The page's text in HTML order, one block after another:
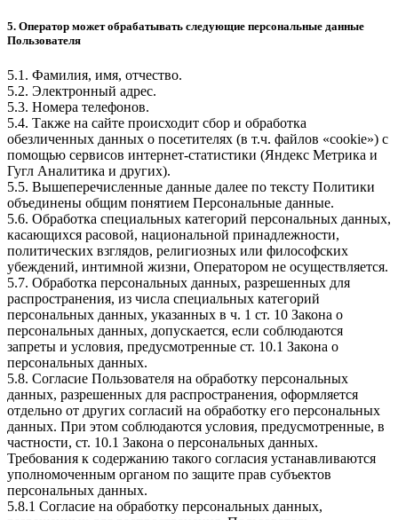
5. Оператор может обрабатывать следующие персональные данные
Пользователя
5.1. Фамилия, имя, отчество.
5.2. Электронный адрес.
5.3. Номера телефонов.
5.4. Также на сайте происходит сбор и обработка
обезличенных данных о посетителях (в т.ч. файлов «cookie») с
помощью сервисов интернет-статистики (Яндекс Метрика и
Гугл Аналитика и других).
5.5. Вышеперечисленные данные далее по тексту Политики
объединены общим понятием Персональные данные.
5.6. Обработка специальных категорий персональных данных,
касающихся расовой, национальной принадлежности,
политических взглядов, религиозных или философских
убеждений, интимной жизни, Оператором не осуществляется.
5.7. Обработка персональных данных, разрешенных для
распространения, из числа специальных категорий
персональных данных, указанных в ч. 1 ст. 10 Закона о
персональных данных, допускается, если соблюдаются
запреты и условия, предусмотренные ст. 10.1 Закона о
персональных данных.
5.8. Согласие Пользователя на обработку персональных
данных, разрешенных для распространения, оформляется
отдельно от других согласий на обработку его персональных
данных. При этом соблюдаются условия, предусмотренные, в
частности, ст. 10.1 Закона о персональных данных.
Требования к содержанию такого согласия устанавливаются
уполномоченным органом по защите прав субъектов
персональных данных.
5.8.1 Согласие на обработку персональных данных,